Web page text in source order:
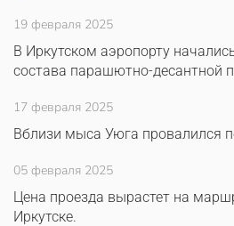
19 февраля 2025
В Иркутском аэропорту
состава парашютно-десантной
17 февраля 2025
Вблизи мыса Уюга провалился
05 февраля 2025
Цена проезда вырастет на
Иркутске.